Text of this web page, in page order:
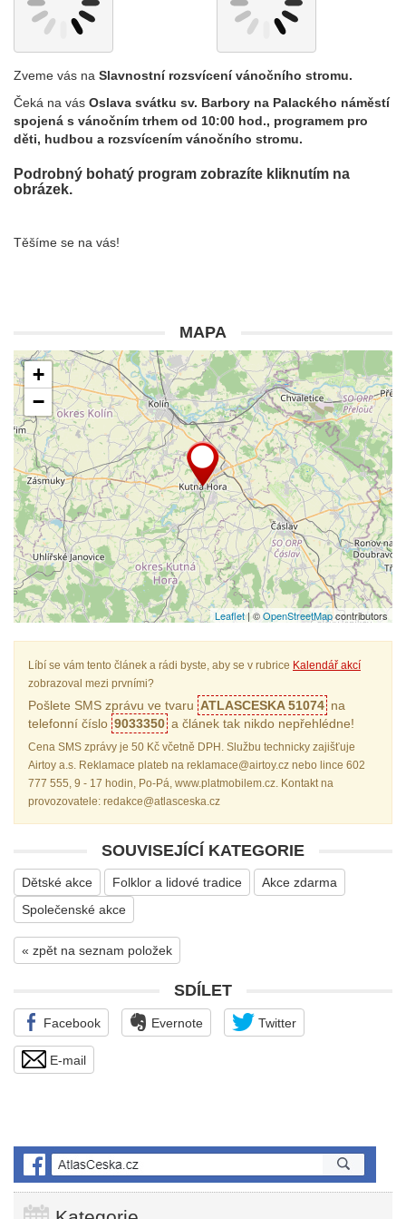
Zveme vás na Slavnostní rozsvícení vánočního stromu.
Čeká na vás Oslava svátku sv. Barbory na Palackého náměstí
spojená s vánočním trhem od 10:00 hod., programem pro
děti, hudbou a rozsvícením vánočního stromu.
Podrobný bohatý program zobrazíte kliknutím na
obrázek.
Těšíme se na vás!
MAPA
+
−
Leaflet| ©OpenStreetMapcontributors
Líbí se vám tento článek a rádi byste, aby se v rubrice Kalendář akcí
zobrazoval mezi prvními?
Pošlete SMS zprávu ve tvaru ATLASCESKA 51074 na
telefonní číslo 9033350 a článek tak nikdo nepřehlédne!
Cena SMS zprávy je 50 Kč včetně DPH. Službu technicky zajišťuje
Airtoy a.s. Reklamace plateb na reklamace@airtoy.cz nebo lince 602
777 555, 9 - 17 hodin, Po-Pá, www.platmobilem.cz. Kontakt na
provozovatele: redakce@atlasceska.cz
SOUVISEJÍCÍ KATEGORIE
Dětské akce Folklor a lidové tradice
Akce zdarma
Společenské akce
« zpět na seznam položek
SDÍLET
Facebook Evernote Twitter
E-mail